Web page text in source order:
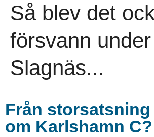
Så blev det
försvann
Slagnäs...
Från
om Karlshamn C?